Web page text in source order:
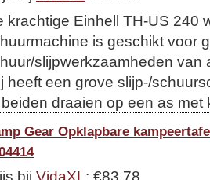
krachtige Einhell TH-US 240
is geschikt voor
slijpwerkzaamheden van
heeft een grove slijp-/
draaien op een as met
Gear Opklapbare
bij VidaXL : €83.78